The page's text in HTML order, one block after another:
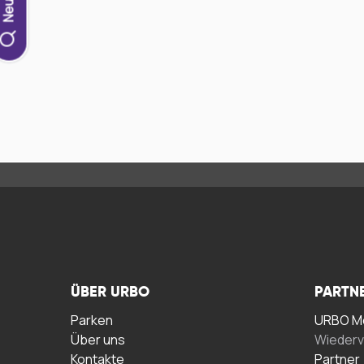
ÜBER URBO
Parken
Über uns
Kontakte
URBO
Partner